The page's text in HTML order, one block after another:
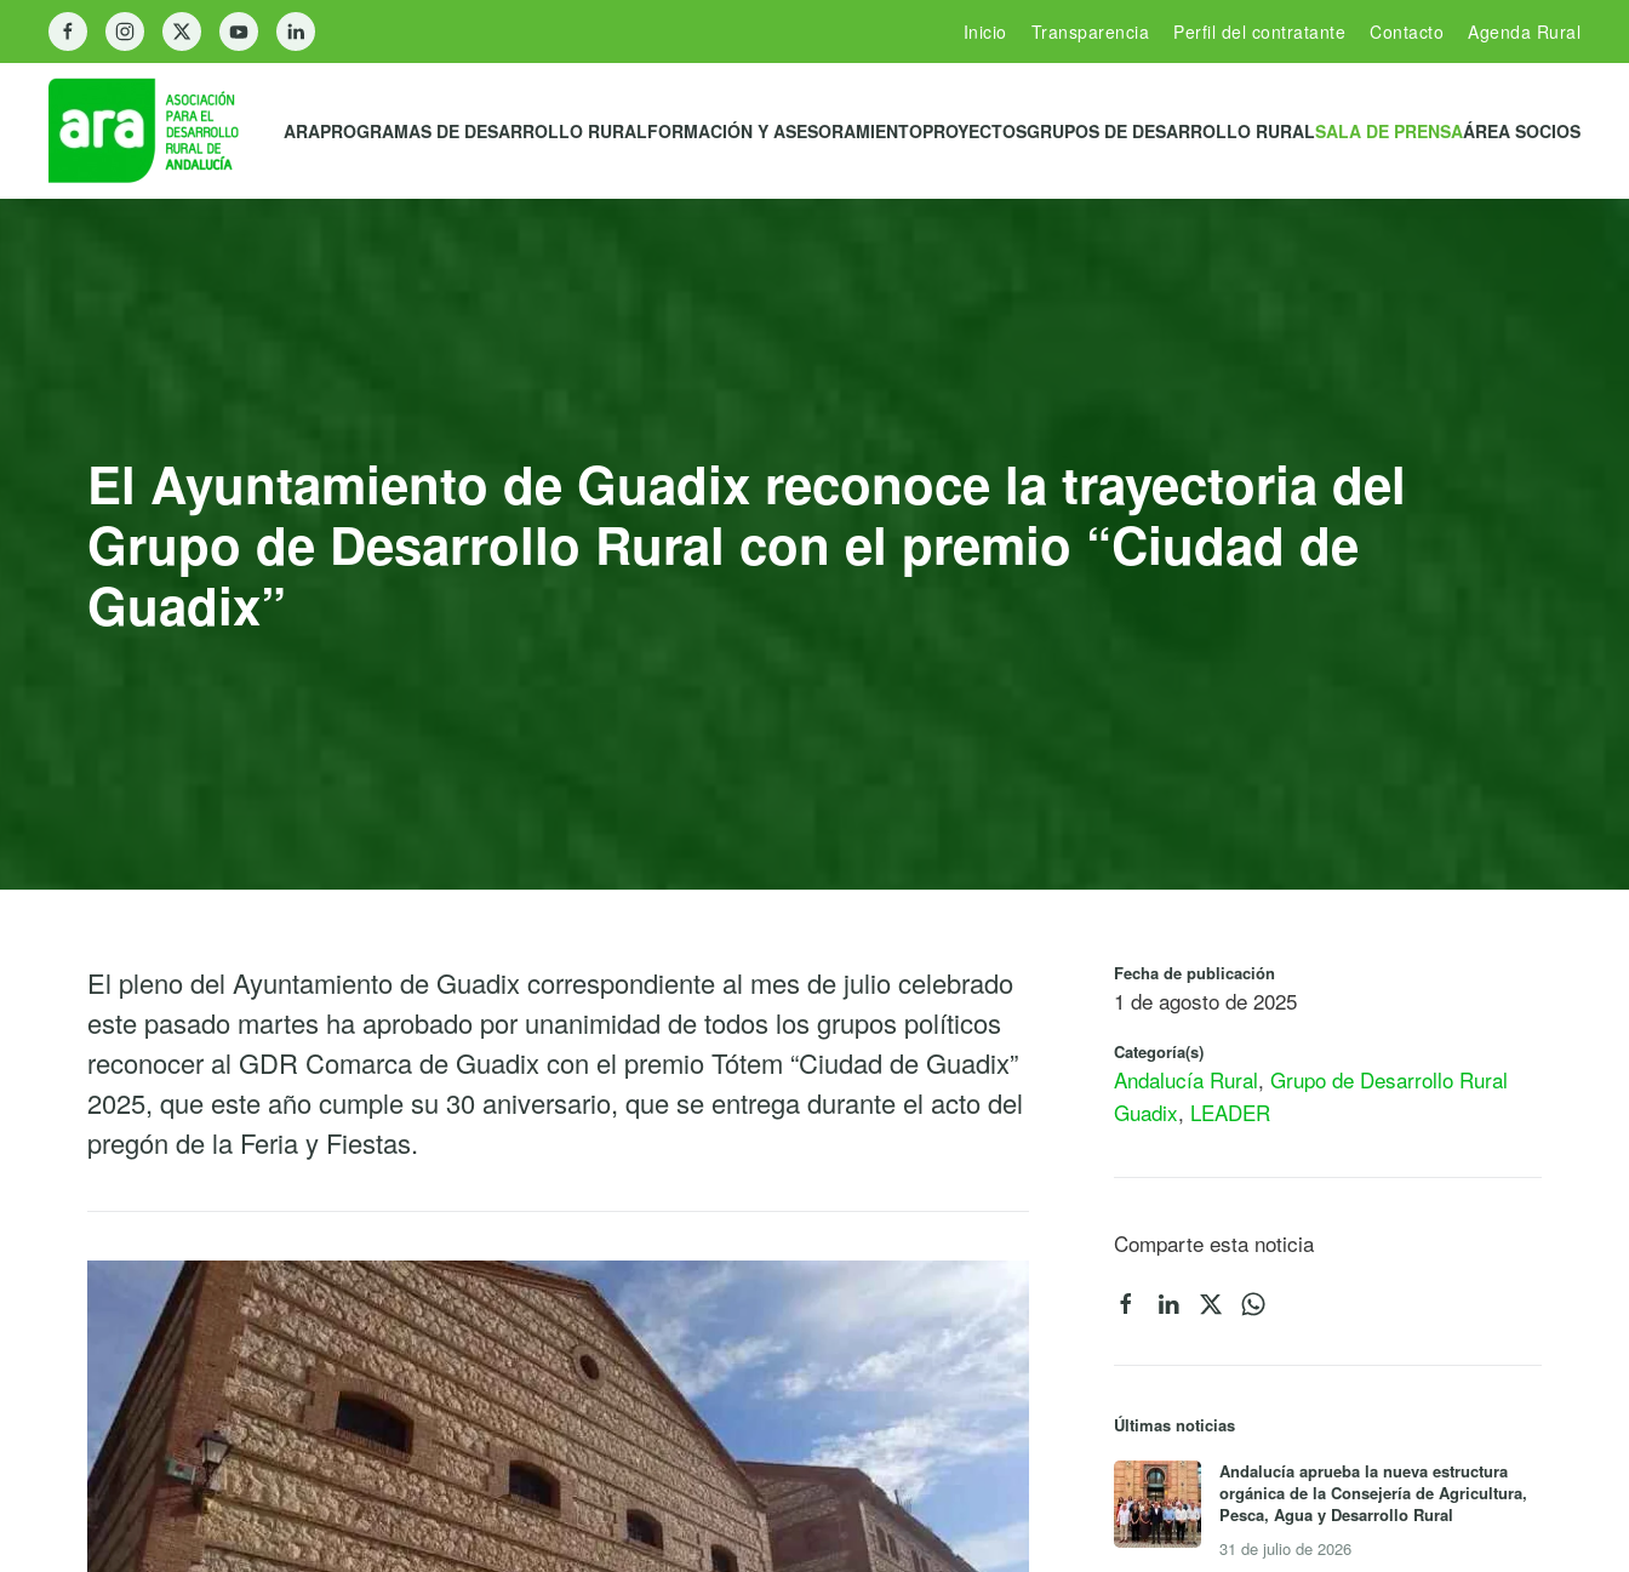
Inicio Transparencia Perfil del contratante Contacto Agenda Rural
ARAPROGRAMAS DE DESARROLLO RURALFORMACIÓN Y ASESORAMIENTOPROYECTOSGRUPOS DE DESARROLLO RURALSALA DE PRENSAÁREA SOCIOS
El Ayuntamiento de Guadix reconoce la trayectoria del
Grupo de Desarrollo Rural con el premio “Ciudad de
Guadix”
El pleno del Ayuntamiento de Guadix correspondiente al mes de julio celebrado
este pasado martes ha aprobado por unanimidad de todos los grupos políticos
reconocer al GDR Comarca de Guadix con el premio Tótem “Ciudad de Guadix”
2025, que este año cumple su 30 aniversario, que se entrega durante el acto del
pregón de la Feria y Fiestas.
Fecha de publicación
1 de agosto de 2025
Categoría(s)
Andalucía Rural, Grupo de Desarrollo Rural
Guadix, LEADER
Comparte esta noticia
Últimas noticias
Andalucía aprueba la nueva estructura
orgánica de la Consejería de Agricultura,
Pesca, Agua y Desarrollo Rural
31 de julio de 2026